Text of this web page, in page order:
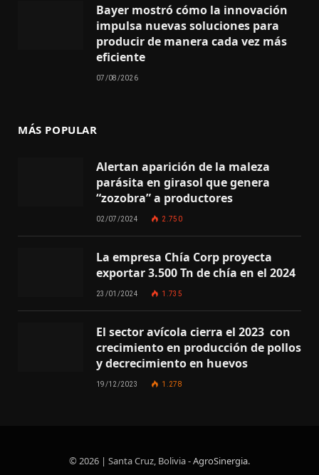
Bayer mostró cómo la innovación
impulsa nuevas soluciones para
producir de manera cada vez más
eficiente
07/08/2026
MÁS POPULAR
Alertan aparición de la maleza
parásita en girasol que genera
“zozobra” a productores
02/07/2024 2.750
La empresa Chía Corp proyecta
exportar 3.500 Tn de chía en el 2024
23/01/2024 1.735
El sector avícola cierra el 2023 con
crecimiento en producción de pollos
y decrecimiento en huevos
19/12/2023 1.278
© 2026 | Santa Cruz, Bolivia -AgroSinergia.